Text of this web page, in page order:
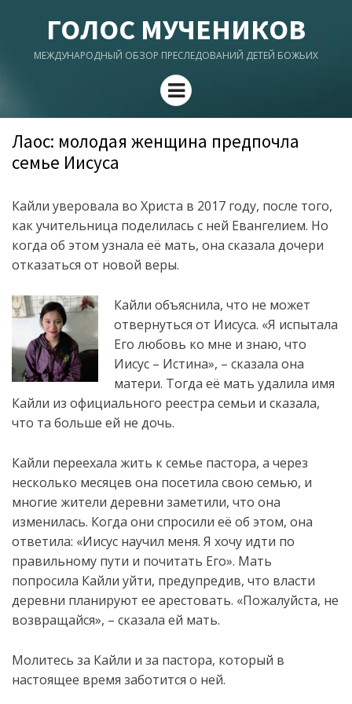
ГОЛОС МУЧЕНИКОВ
МЕЖДУНАРОДНЫЙ ОБЗОР ПРЕСЛЕДОВАНИЙ ДЕТЕЙ БОЖЬИХ
Menu
Лаос: молодая женщина предпочла
семье Иисуса
Кайли уверовала во Христа в 2017 году, после того,
как учительница поделилась с ней Евангелием. Но
когда об этом узнала её мать, она сказала дочери
отказаться от новой веры.
Кайли объяснила, что не может
отвернуться от Иисуса. «Я испытала
Его любовь ко мне и знаю, что
Иисус – Истина», – сказала она
матери. Тогда её мать удалила имя
Кайли из официального реестра семьи и сказала,
что та больше ей не дочь.
Кайли переехала жить к семье пастора, а через
несколько месяцев она посетила свою семью, и
многие жители деревни заметили, что она
изменилась. Когда они спросили её об этом, она
ответила: «Иисус научил меня. Я хочу идти по
правильному пути и почитать Его». Мать
попросила Кайли уйти, предупредив, что власти
деревни планируют ее арестовать. «Пожалуйста, не
возвращайся», – сказала ей мать.
Молитесь за Кайли и за пастора, который в
настоящее время заботится о ней.